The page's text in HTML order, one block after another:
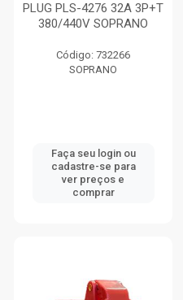
PLUG PLS-4276 32A 3P+T
380/440V SOPRANO
Código: 732266
SOPRANO
Faça seu login ou
cadastre-se para
ver preços e
comprar